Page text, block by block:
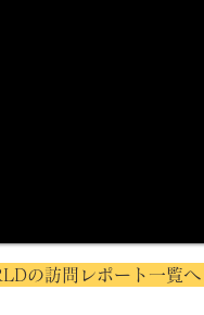
の訪問レポート一覧へ